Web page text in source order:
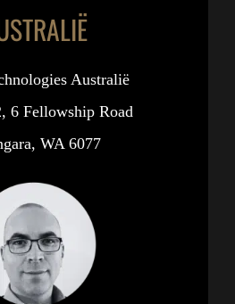
Australië
6 Fellowship Road
WA 6077